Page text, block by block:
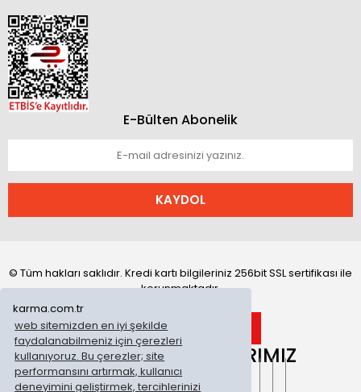
karma.com.tr
web sitemizden en iyi şekilde
faydalanabilmeniz için çerezleri
kullanıyoruz. Bu çerezler; site
performansını artırmak, kullanıcı
deneyimini geliştirmek, tercihlerinizi
E-Bülten Abonelik
KAYDOL
© Tüm hakları saklıdır. Kredi kartı bilgileriniz 256bit SSL sertifikası ile
korunmaktadır.
ONLİNE MAĞAZALARIMIZ